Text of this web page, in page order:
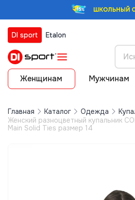
ШКОЛЬНЫЙ
DI sport Etalon
Женщинам Мужчинам
Главная Каталог Одежда
Женский разноцветный купальник
Main Solid Ties размер 14